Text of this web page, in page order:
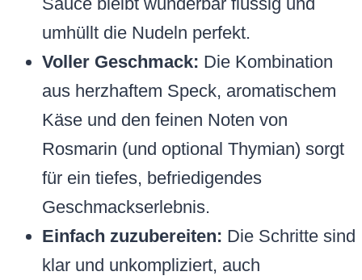
umhüllt die Nudeln perfekt.
Voller Geschmack: Die Kombination
aus herzhaftem Speck, aromatischem
Käse und den feinen Noten von
Rosmarin (und optional Thymian) sorgt
für ein tiefes, befriedigendes
Geschmackserlebnis.
Einfach zuzubereiten: Die Schritte sind
klar und unkompliziert, auch